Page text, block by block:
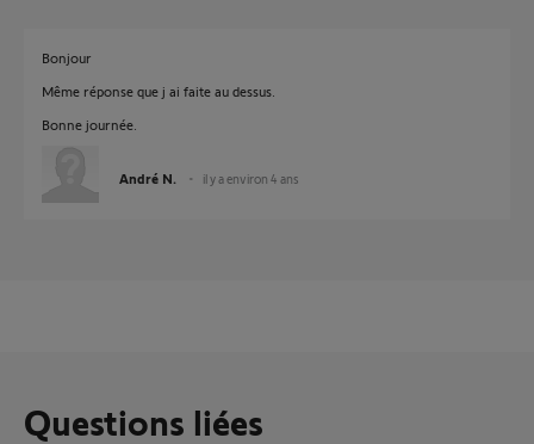
Bonjour
Même réponse que j ai faite au dessus.
Bonne journée.
André N. il y a environ 4 ans
Questions liées